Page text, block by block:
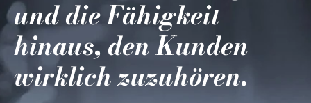
und die Fähigkeit
hinaus, den Kunden
wirklich zuzuhören.